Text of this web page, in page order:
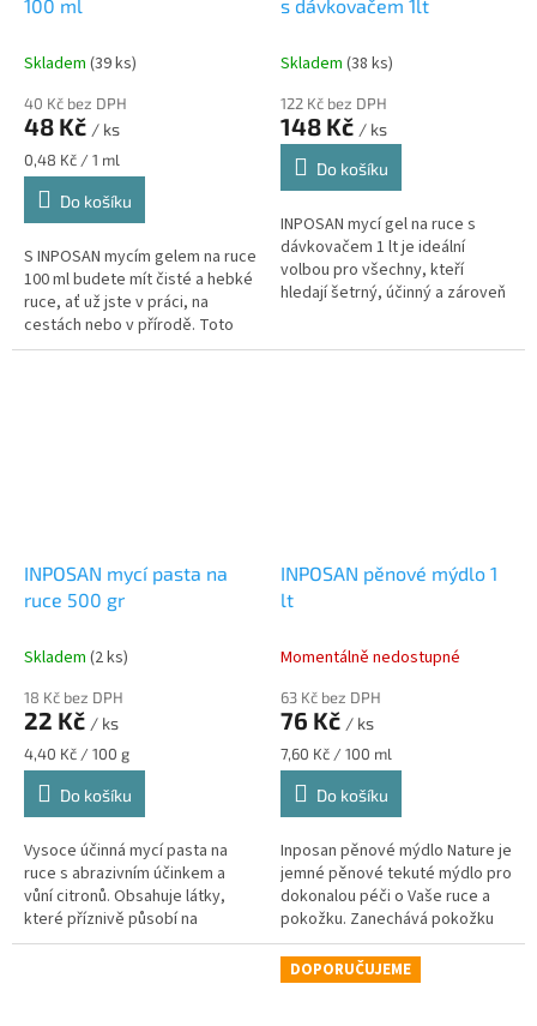
100 ml
Skladem (39 ks)
40 Kč bez DPH
48 Kč / ks
Měrná
cena:
0,48 Kč / 1 ml
Do košíku
S INPOSAN mycím gelem na ruce
100 ml budete mít čisté a hebké
ruce, ať už jste v práci, na
cestách nebo v přírodě. Toto
praktické cestovní balení se
s dávkovačem 1lt
Skladem (38 ks)
122 Kč bez DPH
148 Kč / ks
Do košíku
INPOSAN mycí gel na ruce s
dávkovačem 1 lt je ideální
volbou pro všechny, kteří
hledají šetrný, účinný a zároveň
INPOSAN mycí pasta na
ruce 500 gr
Skladem (2 ks)
18 Kč bez DPH
22 Kč / ks
Měrná
cena:
4,40 Kč / 100 g
Do košíku
Vysoce účinná mycí pasta na
ruce s abrazivním účinkem a
vůní citronů. Obsahuje látky,
které příznivě působí na
pokožku rukou a činí ji hebkou a
INPOSAN pěnové mýdlo 1
lt
Momentálně nedostupné
63 Kč bez DPH
76 Kč / ks
Měrná
cena:
7,60 Kč / 100 ml
Do košíku
Inposan pěnové mýdlo Nature je
jemné pěnové tekuté mýdlo pro
dokonalou péči o Vaše ruce a
pokožku. Zanechává pokožku
rukou krásně jemnou a hebkou.
DOPORUČUJEME